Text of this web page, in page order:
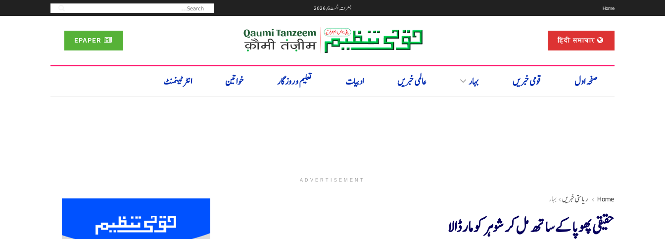
Home جمعرات, اگست 6, 2026
हिंदी समाचार
صفحہ اول قومی خبریں بہار عالمی خبریں ادبیات تعلیم و روزگار خواتین انٹرٹینمنٹ
ADVERTISEMENT
Home ریاستی خبریں بہار
حقیقی پھوپا کے ساتھ مل کر شوہر کو مار ڈالا